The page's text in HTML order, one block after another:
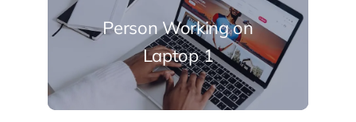
Person Working on
Laptop 1